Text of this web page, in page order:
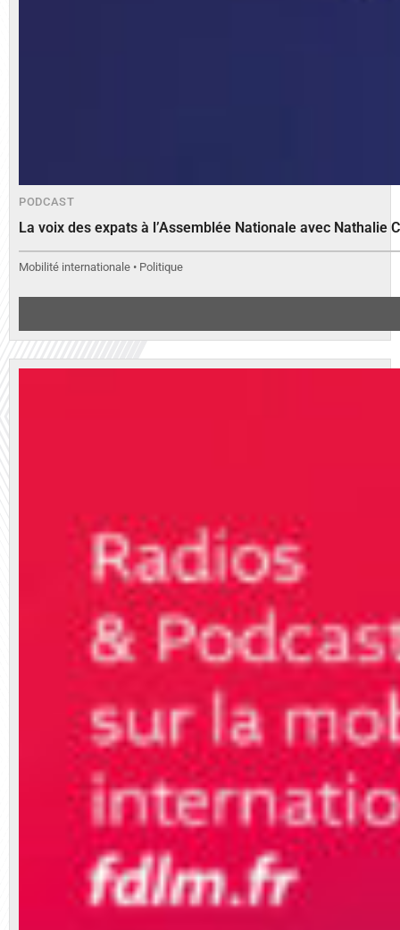
PODCAST
La voix des expats à l’Assemblée Nationale avec Nathalie
Mobilité internationale • Politique